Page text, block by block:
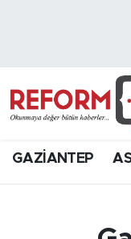
GAZİANTEP
Hava
Süper Lig